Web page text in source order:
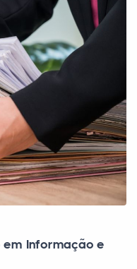
em Informação e